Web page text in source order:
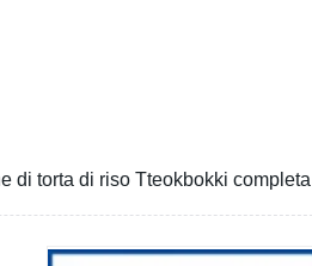
di torta di riso Tteokbokki